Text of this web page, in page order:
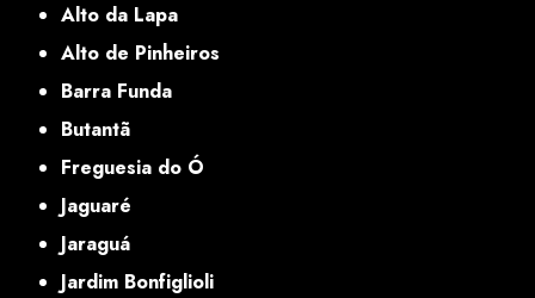
Alto da Lapa
Alto de Pinheiros
Barra Funda
Butantã
Freguesia do Ó
Jaguaré
Jaraguá
Jardim Bonfiglioli